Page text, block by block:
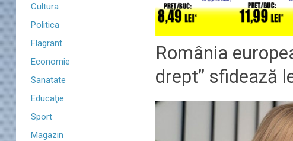
Cultura
Politica
Flagrant
Economie
Sanatate
Educaţie
Sport
Magazin
România
drept” sfidează